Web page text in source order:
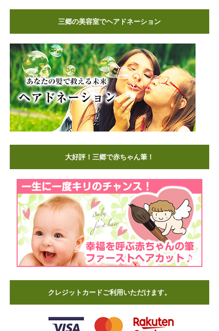
三郷の美容室でヘアドネーション
大好評！三郷で赤ちゃん筆！
クレジットカードご利用いただけます。